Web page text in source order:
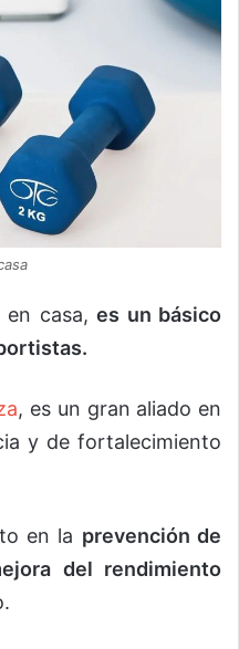
en casa,es un básico
, es un gran aliado en
y de fortalecimiento
en la prevención de
del rendimiento